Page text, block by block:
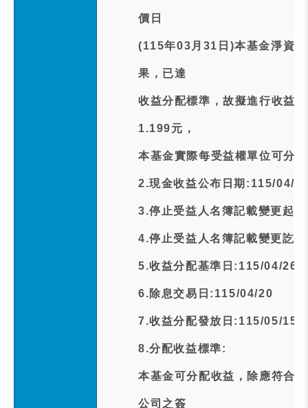
價日
(115年03月31日)本基金淨資
果，已達
收益分配標準，故擬進行收益
1.199元，
本基金實際每受益權單位可分
2.現金收益公布日期:115/04/
3.停止受益人名簿記載變更起
4.停止受益人名簿記載變更訖
5.收益分配基準日:115/04/26
6.除息交易日:115/04/20
7.收益分配發放日:115/05/15
8.分配收益標準:
本基金可分配收益，除應符合
公司之簽